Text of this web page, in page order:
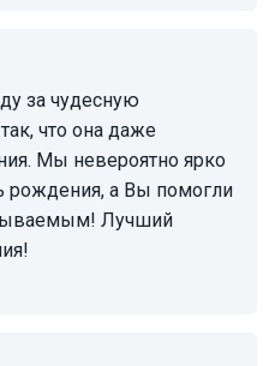
что она даже
Мы невероятно ярко
рождения, а Вы помогли
Лучший